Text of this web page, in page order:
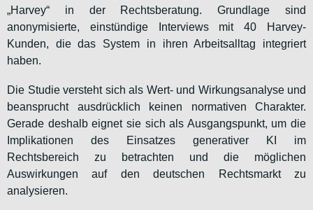
„Harvey“ in der Rechtsberatung. Grundlage sind
anonymisierte, einstündige Interviews mit 40 Harvey-
Kunden, die das System in ihren Arbeitsalltag integriert
haben.
Die Studie versteht sich als Wert- und Wirkungsanalyse und
beansprucht ausdrücklich keinen normativen Charakter.
Gerade deshalb eignet sie sich als Ausgangspunkt, um die
Implikationen des Einsatzes generativer KI im
Rechtsbereich zu betrachten und die möglichen
Auswirkungen auf den deutschen Rechtsmarkt zu
analysieren.